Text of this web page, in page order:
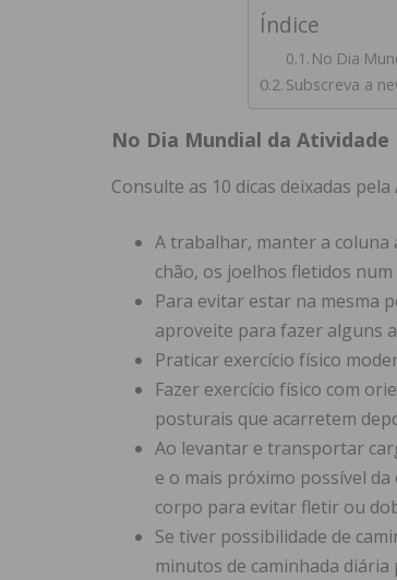
Índice
No Dia
Subscreva a
No Dia Mundial da Atividade
Consulte as 10 dicas deixadas
A trabalhar, manter a coluna
chão, os joelhos fletidos num
Para evitar estar na mesma
aproveite para fazer alguns
Praticar exercício físico
Fazer exercício físico com
posturais que acarretem
Ao levantar e transportar
e o mais próximo possível
corpo para evitar fletir ou
Se tiver possibilidade de
minutos de caminhada diária